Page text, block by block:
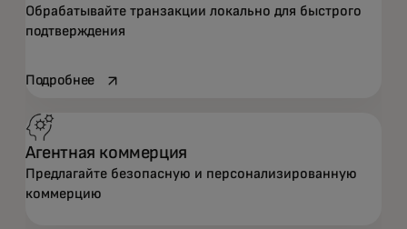
Обрабатывайте транзакции локально для быстрого
подтверждения
Подробнееopens in a new tab
Агентная коммерция
Предлагайте безопасную и персонализированную
коммерцию